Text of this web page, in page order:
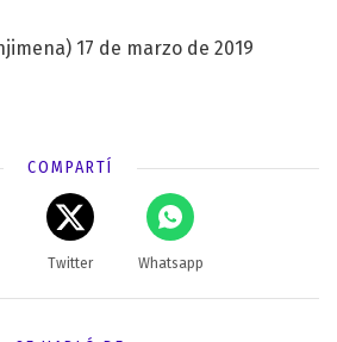
17 de marzo de 2019
COMPARTÍ
Twitter Whatsapp